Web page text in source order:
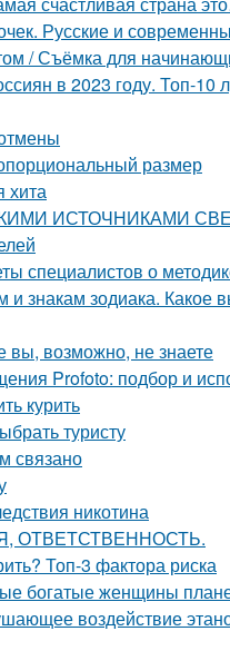
Русские и
/ Съёмка для
в 2023 году. Топ-10
размер
хита
КАКИМИ ИСТОЧНИКАМИ
специалистов о
знакам зодиака. Какое
вы, возможно, не знаете
Profoto: подбор и
курить
туристу
связано
никотина
ОТВЕТСТВЕННОСТЬ.
Топ-3 фактора риска
богатые женщины
воздействие